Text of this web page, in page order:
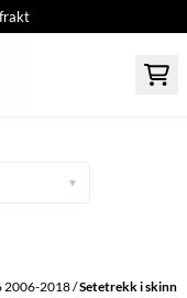
▾
2006-2018/Setetrekk i skinn